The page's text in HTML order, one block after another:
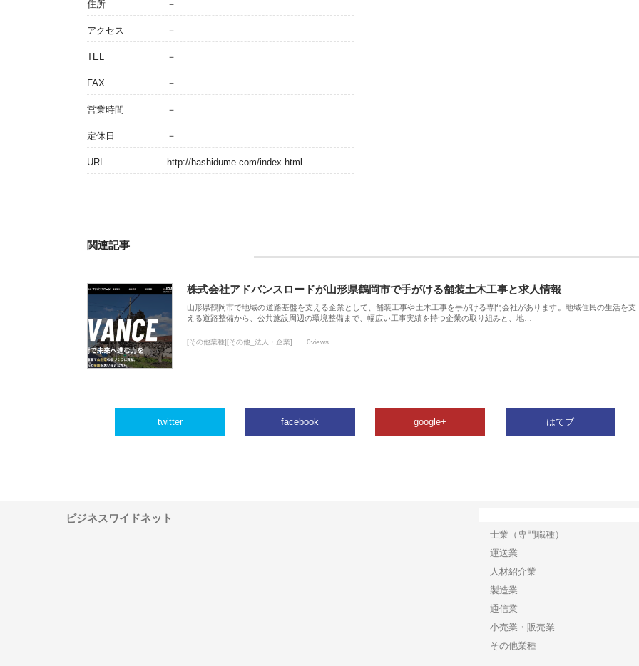
住所 －
アクセス －
TEL －
FAX －
営業時間 －
定休日 －
URL http://hashidume.com/index.html
関連記事
株式会社アドバンスロードが山形県鶴岡市で手がける舗装土木工事と求人情報
山形県鶴岡市で地域の道路基盤を支える企業として、舗装工事や土木工事を手がける専門会社があります。地域住民の生活を支
える道路整備から、公共施設周辺の環境整備まで、幅広い工事実績を持つ企業の取り組みと、地…
[その他業種][その他_法人・企業] 0views
twitter facebook google+ はてブ
ビジネスワイドネット
士業（専門職種）
運送業
人材紹介業
製造業
通信業
小売業・販売業
その他業種